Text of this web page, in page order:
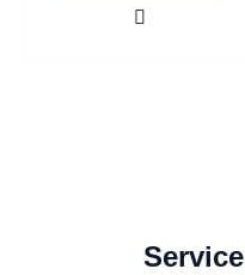
Service